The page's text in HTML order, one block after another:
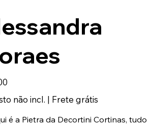
não incl. | Frete grátis
é a Pietra da Decortini Cortinas, tudo